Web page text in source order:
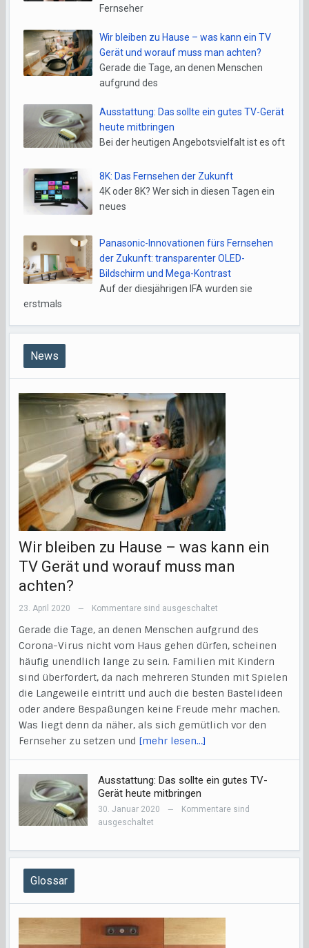
Fernseher
Wir bleiben zu Hause – was kann ein TV
Gerät und worauf muss man achten?
Gerade die Tage, an denen Menschen
aufgrund des
Ausstattung: Das sollte ein gutes TV-Gerät
heute mitbringen
Bei der heutigen Angebotsvielfalt ist es oft
8K: Das Fernsehen der Zukunft
4K oder 8K? Wer sich in diesen Tagen ein
neues
Panasonic-Innovationen fürs Fernsehen
der Zukunft: transparenter OLED-
Bildschirm und Mega-Kontrast
Auf der diesjährigen IFA wurden sie
erstmals
News
Wir bleiben zu Hause – was kann ein
TV Gerät und worauf muss man
achten?
23. April 2020 — Kommentare sind ausgeschaltet
Gerade die Tage, an denen Menschen aufgrund des
Corona-Virus nicht vom Haus gehen dürfen, scheinen
häufig unendlich lange zu sein. Familien mit Kindern
sind überfordert, da nach mehreren Stunden mit Spielen
die Langeweile eintritt und auch die besten Bastelideen
oder andere Bespaßungen keine Freude mehr machen.
Was liegt denn da näher, als sich gemütlich vor den
Fernseher zu setzen und [mehr lesen…]
Ausstattung: Das sollte ein gutes TV-
Gerät heute mitbringen
30. Januar 2020 —
Kommentare sind
ausgeschaltet
Glossar